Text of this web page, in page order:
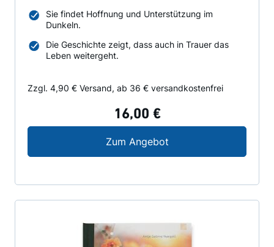
Sie findet Hoffnung und Unterstützung im
Dunkeln.
Die Geschichte zeigt, dass auch in Trauer das
Leben weitergeht.
Zzgl. 4,90 € Versand, ab 36 € versandkostenfrei
16,00 €
Zum AngebotMeine Reise durch